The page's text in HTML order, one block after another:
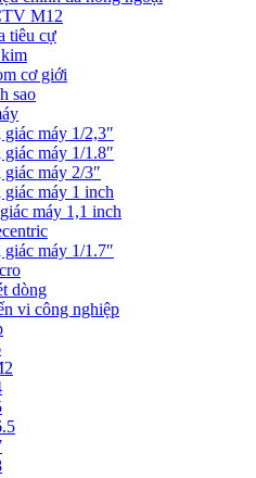
M12
tiêu cự
cơ giới
sao
máy 1/2,3″
máy 1/1.8″
máy 2/3″
máy 1 inch
máy 1,1 inch
máy 1/1.7″
dòng
vi công nghiệp